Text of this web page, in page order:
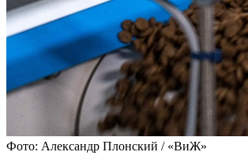
Фото: Александр Плонский / «ВиЖ»